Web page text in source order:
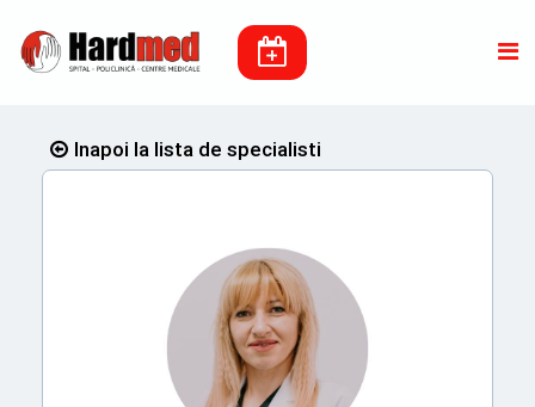
Inapoi la lista de specialisti